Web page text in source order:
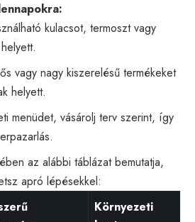
kulacsot, termoszt vagy
vagy nagy kiszerelésű termékeket
helyett.
menüdet, vásárolj terv szerint, így
az alábbi táblázat bemutatja,
apró lépésekkel:
Környezeti